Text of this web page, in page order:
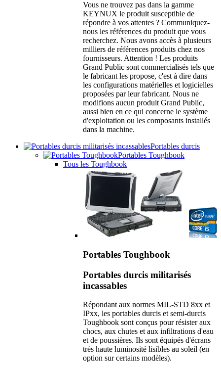
Vous ne trouvez pas dans la gamme
KEYNUX le produit susceptible de
répondre à vos attentes ? Communiquez-
nous les références du produit que vous
recherchez. Nous avons accès à plusieurs
milliers de références produits chez nos
fournisseurs. Attention ! Les produits
Grand Public sont commercialisés tels que
le fabricant les propose, c'est à dire dans
les configurations matérielles et logicielles
proposées par leur fabricant. Nous ne
modifions aucun produit Grand Public,
aussi bien en ce qui concerne le système
d'exploitation ou les composants installés
dans la machine.
Portables durcis
Portables Toughbook
Tous les Toughbook
Portables Toughbook
Portables durcis militarisés
incassables
Répondant aux normes MIL-STD 8xx et
IPxx, les portables durcis et semi-durcis
Toughbook sont conçus pour résister aux
chocs, aux chutes et aux infiltrations d'eau
et de poussières. Ils sont équipés d'écrans
très haute luminosité lisibles au soleil (en
option sur certains modèles).